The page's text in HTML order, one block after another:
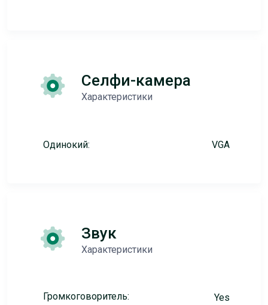
Селфи-камера
Характеристики
Одинокий: VGA
Звук
Характеристики
Громкоговоритель: Yes